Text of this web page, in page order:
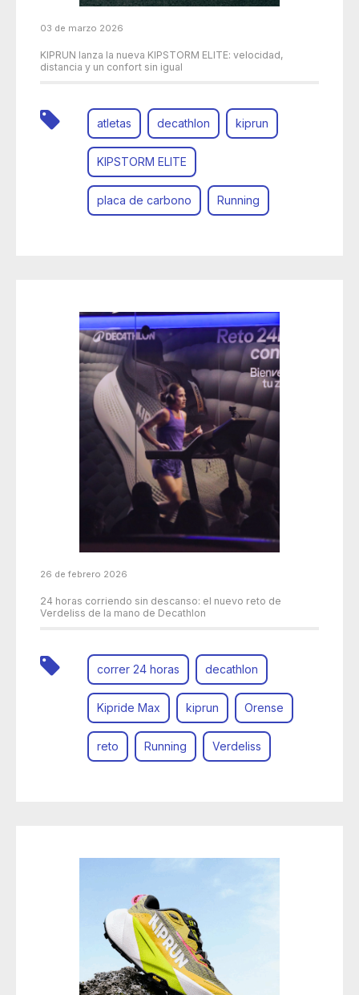
03 de marzo 2026
KIPRUN lanza la nueva KIPSTORM ELITE: velocidad,
distancia y un confort sin igual
atletas decathlon kiprun
KIPSTORM ELITE
placa de carbono Running
26 de febrero 2026
24 horas corriendo sin descanso: el nuevo reto de
Verdeliss de la mano de Decathlon
correr 24 horas decathlon
Kipride Max kiprun Orense
reto Running Verdeliss